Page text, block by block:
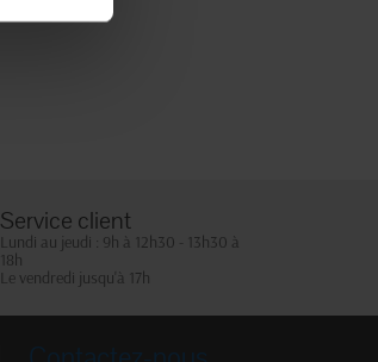
Service client
Lundi au jeudi : 9h à 12h30 - 13h30 à
18h
Le vendredi jusqu'à 17h